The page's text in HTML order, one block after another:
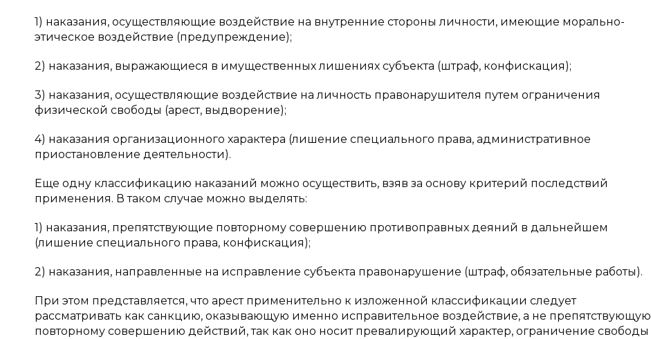
1) наказания, осуществляющие воздействие на внутренние стороны личности, имеющие морально-
этическое воздействие (предупреждение);
2) наказания, выражающиеся в имущественных лишениях субъекта (штраф, конфискация);
3) наказания, осуществляющие воздействие на личность правонарушителя путем ограничения
физической свободы (арест, выдворение);
4) наказания организационного характера (лишение специального права, административное
приостановление деятельности).
Еще одну классификацию наказаний можно осуществить, взяв за основу критерий последствий
применения. В таком случае можно выделять:
1) наказания, препятствующие повторному совершению противоправных деяний в дальнейшем
(лишение специального права, конфискация);
2) наказания, направленные на исправление субъекта правонарушение (штраф, обязательные работы).
При этом представляется, что арест применительно к изложенной классификации следует
рассматривать как санкцию, оказывающую именно исправительное воздействие, а не препятствующую
повторному совершению действий, так как оно носит превалирующий характер, ограничение свободы